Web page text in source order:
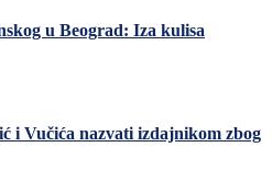
u Beograd: Iza kulisa
i Vučića nazvati izdajnikom zbog